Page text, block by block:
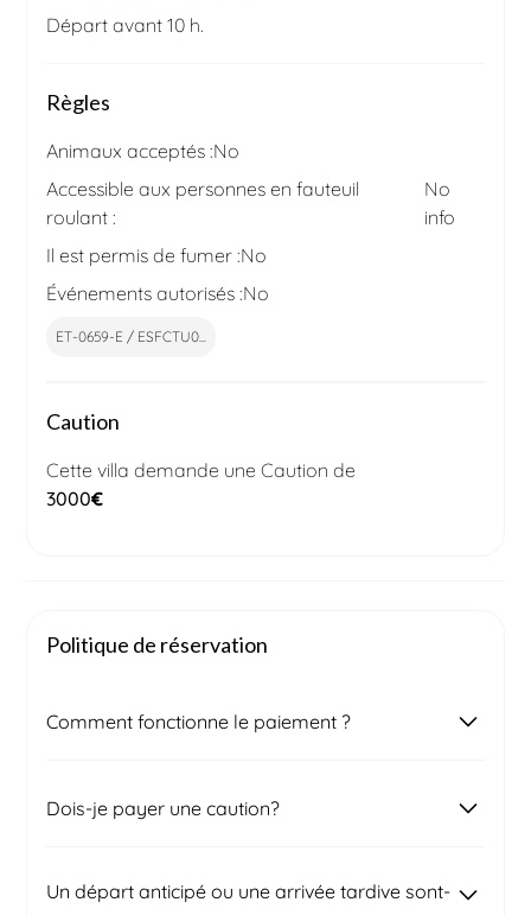
Départ avant 10 h.
Règles
Animaux acceptés :No
Accessible aux personnes en fauteuil
roulant :
No
info
Il est permis de fumer :No
Événements autorisés :No
ET-0659-E / ESFCTU0...
Caution
Cette villa demande une Caution de
3000€
Politique de réservation
Comment fonctionne le paiement ?
notre équipe locale prendra contact avec vous
une première facture correspondant à 50 % du
Dois-je payer une caution?
vous sera demandée afin de couvrir d'éventuels
Un départ anticipé ou une arrivée tardive sont-